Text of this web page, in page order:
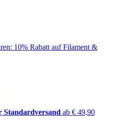
10% Rabatt auf Filament &
Standardversand ab € 49,90